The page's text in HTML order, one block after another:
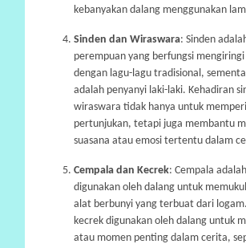
kebanyakan dalang menggunakan
Sinden dan Wiraswara: Sinden
perempuan yang berfungsi
dengan lagu-lagu tradisional,
adalah penyanyi laki-laki. Kehadiran
wiraswara tidak hanya untuk
pertunjukan, tetapi juga membantu
suasana atau emosi tertentu dalam
Cempala dan Kecrek: Cempala
digunakan oleh dalang untuk
alat berbunyi yang terbuat dari
kecrek digunakan oleh dalang untuk
atau momen penting dalam cerita,